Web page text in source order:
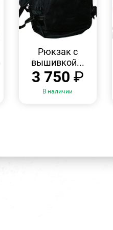
Рюкзак с
вышивкой...
3 750 ₽
В наличии